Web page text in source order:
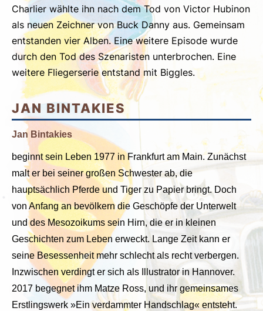
Charlier wählte ihn nach dem Tod von Victor Hubinon
als neuen Zeichner von Buck Danny aus. Gemeinsam
entstanden vier Alben. Eine weitere Episode wurde
durch den Tod des Szenaristen unterbrochen. Eine
weitere Fliegerserie entstand mit Biggles.
JAN BINTAKIES
Jan Bintakies
beginnt sein Leben 1977 in Frankfurt am Main. Zunächst
malt er bei seiner großen Schwester ab, die
hauptsächlich Pferde und Tiger zu Papier bringt. Doch
von Anfang an bevölkern die Geschöpfe der Unterwelt
und des Mesozoikums sein Hirn, die er in kleinen
Geschichten zum Leben erweckt. Lange Zeit kann er
seine Besessenheit mehr schlecht als recht verbergen.
Inzwischen verdingt er sich als Illustrator in Hannover.
2017 begegnet ihm Matze Ross, und ihr gemeinsames
Erstlingswerk »Ein verdammter Handschlag« entsteht.